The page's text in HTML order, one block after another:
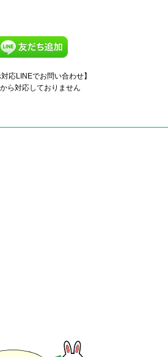
対応LINEでお問い合わせ】
ら対応しておりません